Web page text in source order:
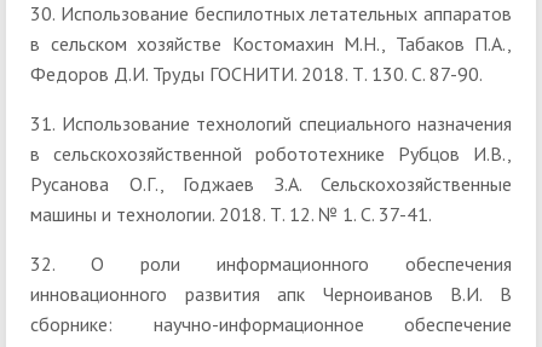
30. Использование беспилотных летательных аппаратов
в сельском хозяйстве Костомахин М.Н., Табаков П.А.,
Федоров Д.И. Труды ГОСНИТИ. 2018. Т. 130. С. 87-90.
31. Использование технологий специального назначения
в сельскохозяйственной робототехнике Рубцов И.В.,
Русанова О.Г., Годжаев З.А. Сельскохозяйственные
машины и технологии. 2018. Т. 12. № 1. С. 37-41.
32. О роли информационного обеспечения
инновационного развития апк Черноиванов В.И. В
сборнике: научно-информационное обеспечение